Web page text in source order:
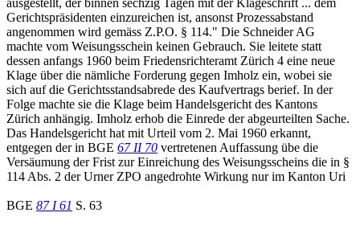
Gerichtspräsidenten einzureichen ist, ansonst Prozessabstand
angenommen wird gemäss Z.P.O. § 114." Die Schneider AG
machte vom Weisungsschein keinen Gebrauch. Sie leitete statt
dessen anfangs 1960 beim Friedensrichteramt Zürich 4 eine neue
Klage über die nämliche Forderung gegen Imholz ein, wobei sie
sich auf die Gerichtsstandsabrede des Kaufvertrags berief. In der
Folge machte sie die Klage beim Handelsgericht des Kantons
Zürich anhängig. Imholz erhob die Einrede der abgeurteilten Sache.
Das Handelsgericht hat mit Urteil vom 2. Mai 1960 erkannt,
entgegen der in BGE 67 II 70 vertretenen Auffassung übe die
Versäumung der Frist zur Einreichung des Weisungsscheins die in §
114 Abs. 2 der Urner ZPO angedrohte Wirkung nur im Kanton Uri
BGE 87 I 61 S. 63